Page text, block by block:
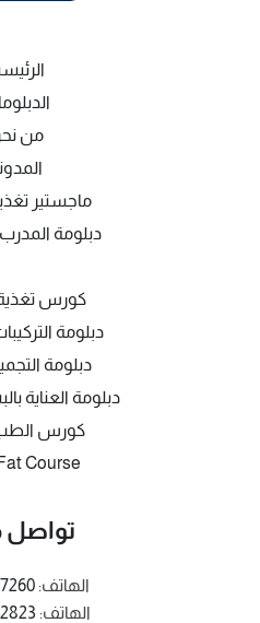
من
ماجستير
دبلومة
كورس
دبلومة
دبلومة
دبلومة العناية
كورس الطب
Course
تواصل
الهاتف:
الهاتف: